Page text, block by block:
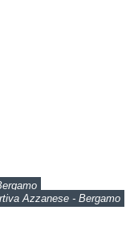
Azzanese - Bergamo